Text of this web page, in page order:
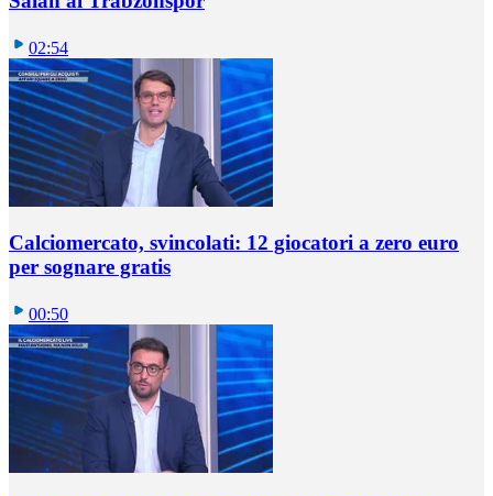
02:54
Calciomercato, svincolati: 12 giocatori a zero euro
per sognare gratis
00:50